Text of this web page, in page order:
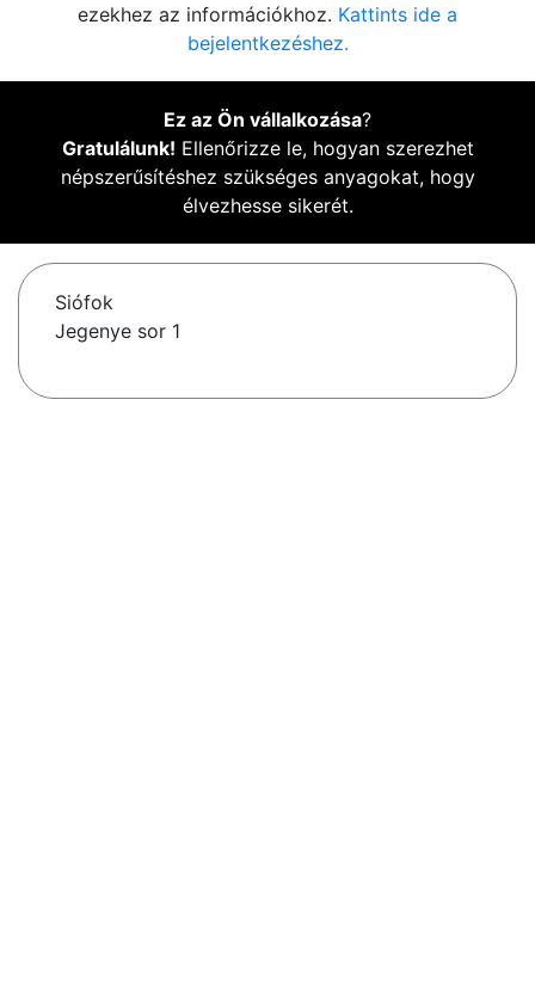
ezekhez az információkhoz. Kattints ide a
bejelentkezéshez.
Ez az Ön vállalkozása?
Gratulálunk! Ellenőrizze le, hogyan szerezhet
népszerűsítéshez szükséges anyagokat, hogy
élvezhesse sikerét.
Siófok
Jegenye sor 1